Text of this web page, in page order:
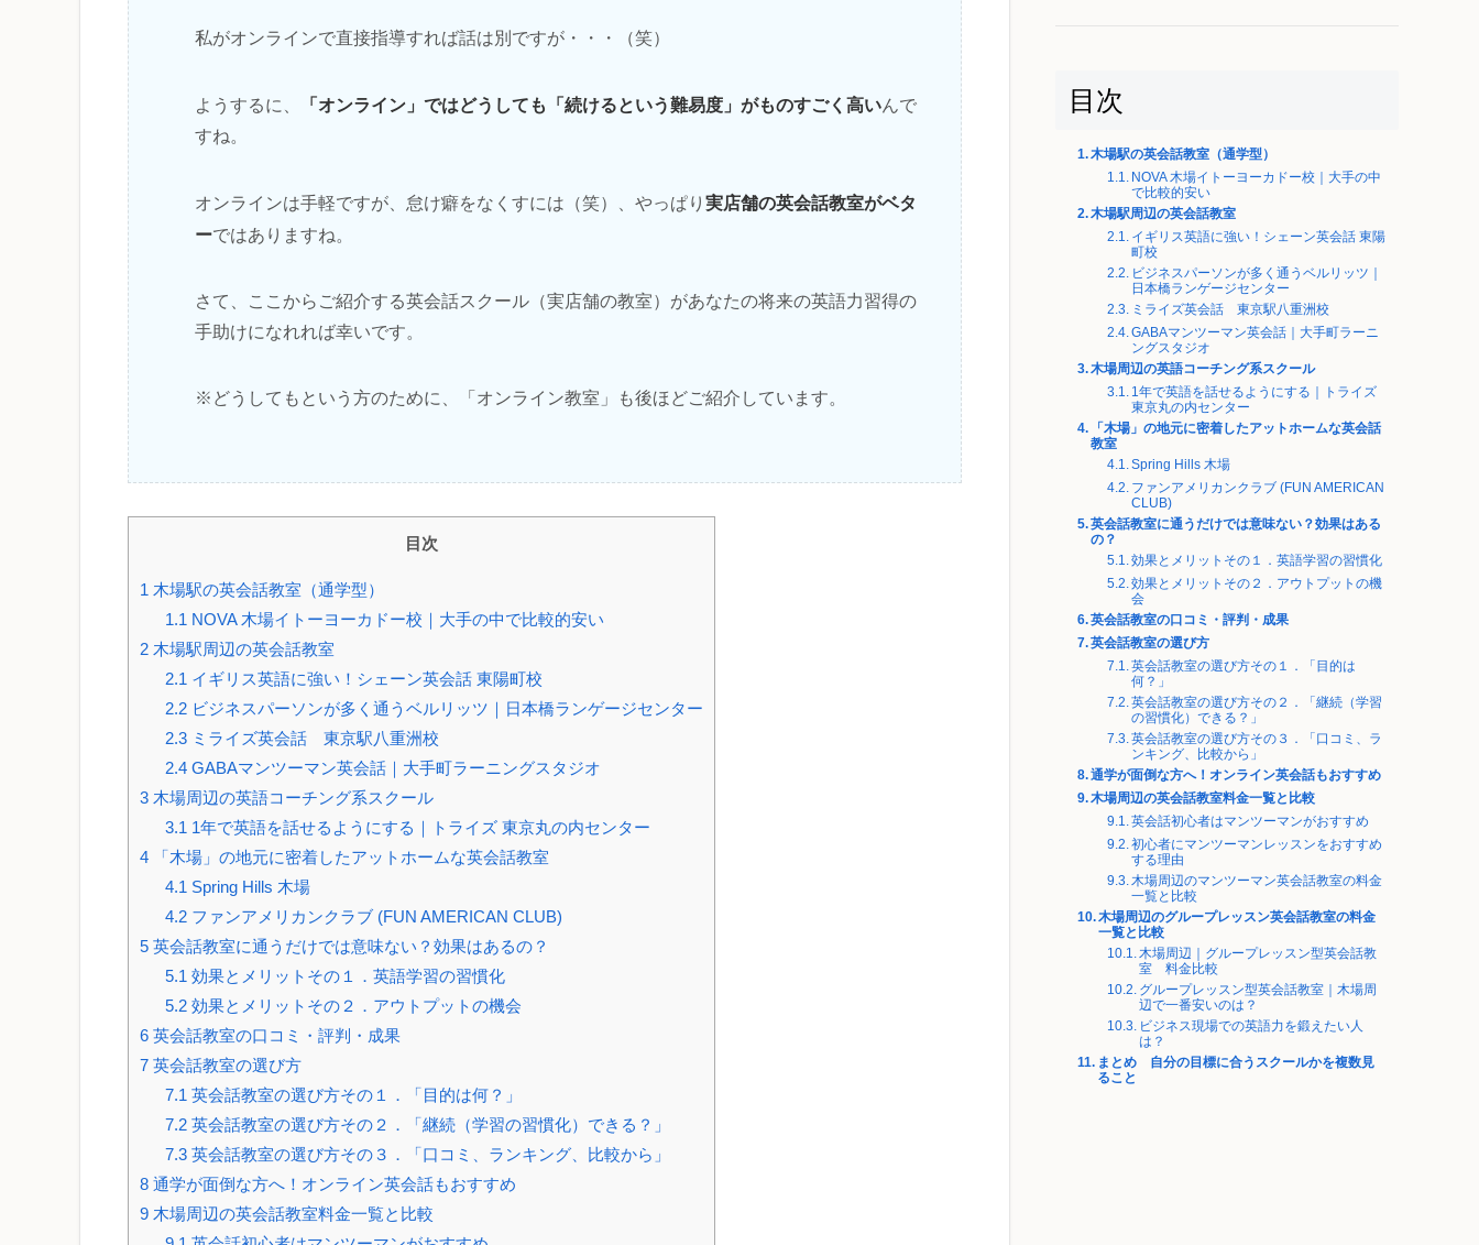
私がオンラインで直接指導すれば話は別ですが・・・（笑）
ようするに、 「オンライン」ではどうしても「続けるという難易度」がものすごく高いんで
すね。
オンラインは手軽ですが、怠け癖をなくすには（笑）、やっぱり 実店舗の英会話教室がベタ
ーではありますね。
さて、ここからご紹介する英会話スクール（実店舗の教室）があなたの将来の英語力習得の
手助けになれれば幸いです。
※どうしてもという方のために、「オンライン教室」も後ほどご紹介しています。
目次
1 木場駅の英会話教室（通学型）
1.1 NOVA 木場イトーヨーカドー校｜大手の中で比較的安い
2 木場駅周辺の英会話教室
2.1 イギリス英語に強い！シェーン英会話 東陽町校
2.2ビジネスパーソンが多く通うベルリッツ｜日本橋ランゲージセンター
2.3ミライズ英会話 東京駅八重洲校
2.4GABAマンツーマン英会話｜大手町ラーニングスタジオ
3 木場周辺の英語コーチング系スクール
3.1 1年で英語を話せるようにする｜トライズ 東京丸の内センター
4 「木場」の地元に密着したアットホームな英会話教室
4.1 Spring Hills 木場
4.2ファンアメリカンクラブ (FUN AMERICAN CLUB)
5 英会話教室に通うだけでは意味ない？効果はあるの？
5.1 効果とメリットその１．英語学習の習慣化
5.2効果とメリットその２．アウトプットの機会
6 英会話教室の口コミ・評判・成果
7 英会話教室の選び方
7.1 英会話教室の選び方その１．「目的は何？」
7.2英会話教室の選び方その２．「継続（学習の習慣化）できる？」
7.3英会話教室の選び方その３．「口コミ、ランキング、比較から」
8 通学が面倒な方へ！オンライン英会話もおすすめ
9 木場周辺の英会話教室料金一覧と比較
目次
木場駅の英会話教室（通学型）
NOVA 木場イトーヨーカドー校｜大手の中
で比較的安い
木場駅周辺の英会話教室
イギリス英語に強い！シェーン英会話 東陽
町校
ビジネスパーソンが多く通うベルリッツ｜
日本橋ランゲージセンター
ミライズ英会話 東京駅八重洲校
GABAマンツーマン英会話｜大手町ラーニ
ングスタジオ
木場周辺の英語コーチング系スクール
1年で英語を話せるようにする｜トライズ
東京丸の内センター
「木場」の地元に密着したアットホームな英会話
教室
Spring Hills 木場
ファンアメリカンクラブ (FUN AMERICAN
CLUB)
英会話教室に通うだけでは意味ない？効果はある
の？
効果とメリットその１．英語学習の習慣化
効果とメリットその２．アウトプットの機
会
英会話教室の口コミ・評判・成果
英会話教室の選び方
英会話教室の選び方その１．「目的は
何？」
英会話教室の選び方その２．「継続（学習
の習慣化）できる？」
英会話教室の選び方その３．「口コミ、ラ
ンキング、比較から」
通学が面倒な方へ！オンライン英会話もおすすめ
木場周辺の英会話教室料金一覧と比較
英会話初心者はマンツーマンがおすすめ
初心者にマンツーマンレッスンをおすすめ
する理由
木場周辺のマンツーマン英会話教室の料金
一覧と比較
木場周辺のグループレッスン英会話教室の料金
一覧と比較
木場周辺｜グループレッスン型英会話教
室 料金比較
グループレッスン型英会話教室｜木場周
辺で一番安いのは？
ビジネス現場での英語力を鍛えたい人
は？
まとめ 自分の目標に合うスクールかを複数見
ること